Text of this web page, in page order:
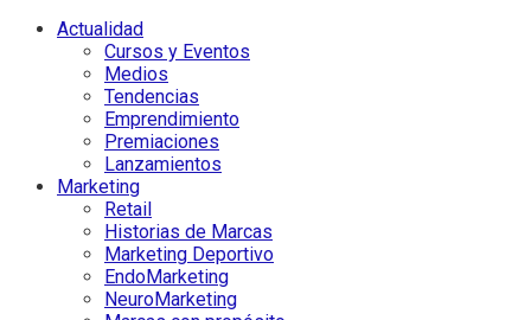
Actualidad
Cursos y Eventos
Medios
Tendencias
Emprendimiento
Premiaciones
Lanzamientos
Marketing
Retail
Historias de Marcas
Marketing Deportivo
EndoMarketing
NeuroMarketing